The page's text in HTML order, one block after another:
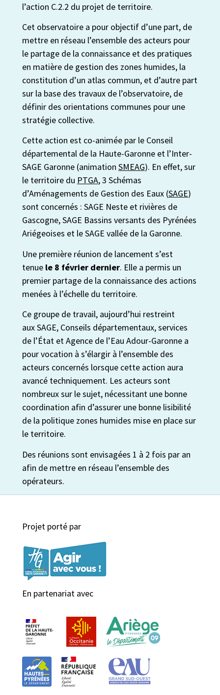
l’action C.2.2 du projet de territoire.
Cet observatoire a pour objectif d’une part, de
mettre en réseau l’ensemble des acteurs pour
le partage de la connaissance et des pratiques
en matière de gestion des zones humides, la
constitution d’un atlas commun, et d’autre part
sur la base des travaux de l’observatoire, de
définir des orientations communes pour une
stratégie collective.
Cette action est co-animée par le Conseil
départemental de la Haute-Garonne et l’Inter-
SAGE Garonne (animation SMEAG). En effet, sur
le territoire du PTGA, 3 Schémas
d’Aménagements de Gestion des Eaux (SAGE)
sont concernés : SAGE Neste et rivières de
Gascogne, SAGE Bassins versants des Pyrénées
Ariégeoises et le SAGE vallée de la Garonne.
Une première réunion de lancement s’est
tenue le 8 février dernier. Elle a permis un
premier partage de la connaissance des actions
menées à l’échelle du territoire.
Ce groupe de travail, aujourd’hui restreint
aux SAGE, Conseils départementaux, services
de l’État et Agence de l’Eau Adour-Garonne a
pour vocation à s’élargir à l’ensemble des
acteurs concernés lorsque cette action aura
avancé techniquement. Les acteurs sont
nombreux sur le sujet, nécessitant une bonne
coordination afin d’assurer une bonne lisibilité
de la politique zones humides mise en place sur
le territoire.
Des réunions sont envisagées 1 à 2 fois par an
afin de mettre en réseau l’ensemble des
opérateurs.
Projet porté par
En partenariat avec